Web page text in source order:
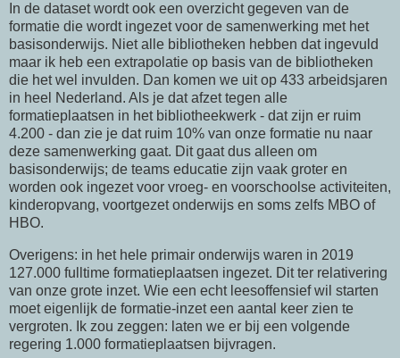
In de dataset wordt ook een overzicht gegeven van de
formatie die wordt ingezet voor de samenwerking met het
basisonderwijs. Niet alle bibliotheken hebben dat ingevuld
maar ik heb een extrapolatie op basis van de bibliotheken
die het wel invulden. Dan komen we uit op 433 arbeidsjaren
in heel Nederland. Als je dat afzet tegen alle
formatieplaatsen in het bibliotheekwerk - dat zijn er ruim
4.200 - dan zie je dat ruim 10% van onze formatie nu naar
deze samenwerking gaat. Dit gaat dus alleen om
basisonderwijs; de teams educatie zijn vaak groter en
worden ook ingezet voor vroeg- en voorschoolse activiteiten,
kinderopvang, voortgezet onderwijs en soms zelfs MBO of
HBO.
Overigens: in het hele primair onderwijs waren in 2019
127.000 fulltime formatieplaatsen ingezet. Dit ter relativering
van onze grote inzet. Wie een echt leesoffensief wil starten
moet eigenlijk de formatie-inzet een aantal keer zien te
vergroten. Ik zou zeggen: laten we er bij een volgende
regering 1.000 formatieplaatsen bijvragen.